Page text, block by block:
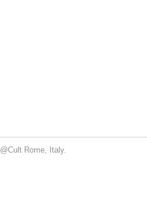
@Cult Rome, Italy.